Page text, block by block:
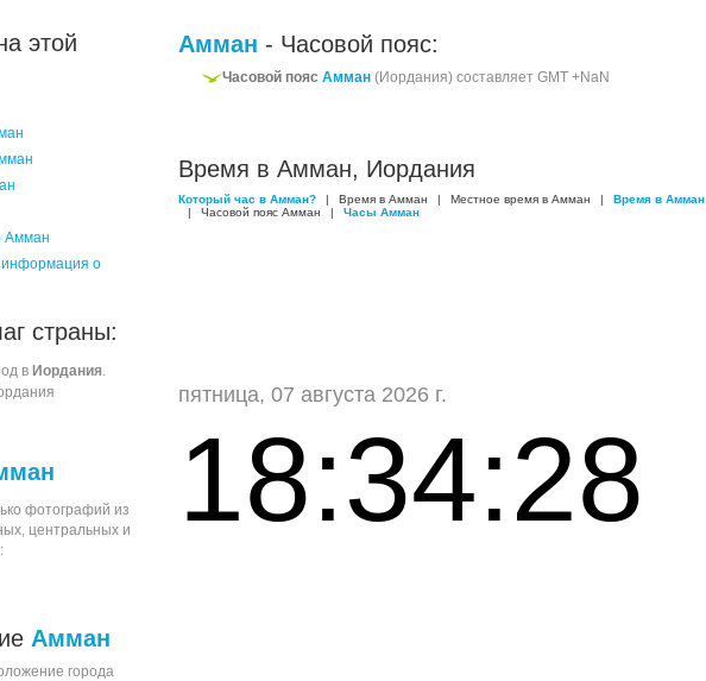
этой
Амман
о
страны:
в Иордания.
фотографий из
центральных и
Амман
города
Амман - Часовой пояс:
Часовой пояс Амман (Иордания) составляет GMT +NaN
Время в Амман, Иордания
Который час в Амман? | Время в Амман | Местное время в Амман |
Время в Амман
|
Часовой пояс Амман | Часы Амман
пятница, 07 августа 2026 г.
18:34:28